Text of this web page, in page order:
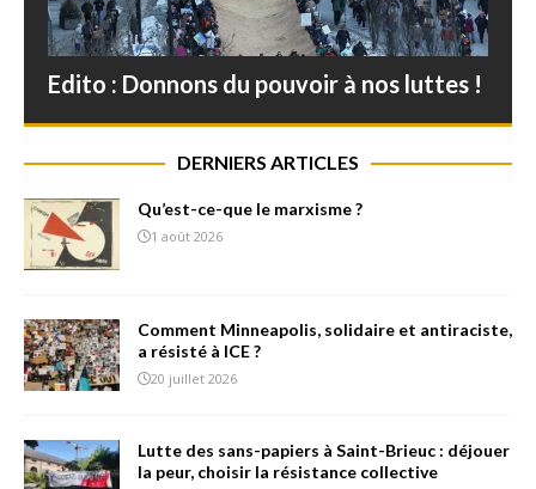
Edito : Donnons du pouvoir à nos luttes !
DERNIERS ARTICLES
Qu’est-ce-que le marxisme ?
1 août 2026
Comment Minneapolis, solidaire et antiraciste,
a résisté à ICE ?
20 juillet 2026
Lutte des sans-papiers à Saint-Brieuc : déjouer
la peur, choisir la résistance collective